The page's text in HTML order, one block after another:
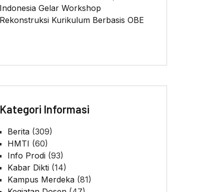
Kategori Informasi
Berita (309)
HMTI (60)
Info Prodi (93)
Kabar Dikti (14)
Kampus Merdeka (81)